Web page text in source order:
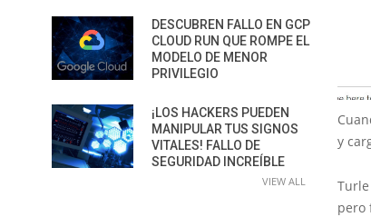
y
pero
DESCUBREN FALLO EN GCP
CLOUD RUN QUE ROMPE EL
MODELO DE MENOR
PRIVILEGIO
¡LOS HACKERS PUEDEN
MANIPULAR TUS SIGNOS
VITALES! FALLO DE
SEGURIDAD INCREÍBLE
VIEW ALL